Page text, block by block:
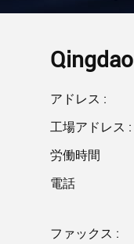
アドレス :
工場アドレス :
労働時間
電話
ファックス :